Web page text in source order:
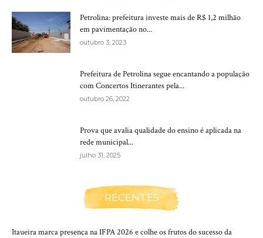
Petrolina: prefeitura investe mais de R$ 1,2 milhão
em pavimentação no...
outubro 3, 2023
Prefeitura de Petrolina segue encantando a população
com Concertos Itinerantes pela...
outubro 26, 2022
Prova que avalia qualidade do ensino é aplicada na
rede municipal...
julho 31, 2025
RECENTES
Itaueira marca presença na IFPA 2026 e colhe os frutos do sucesso da